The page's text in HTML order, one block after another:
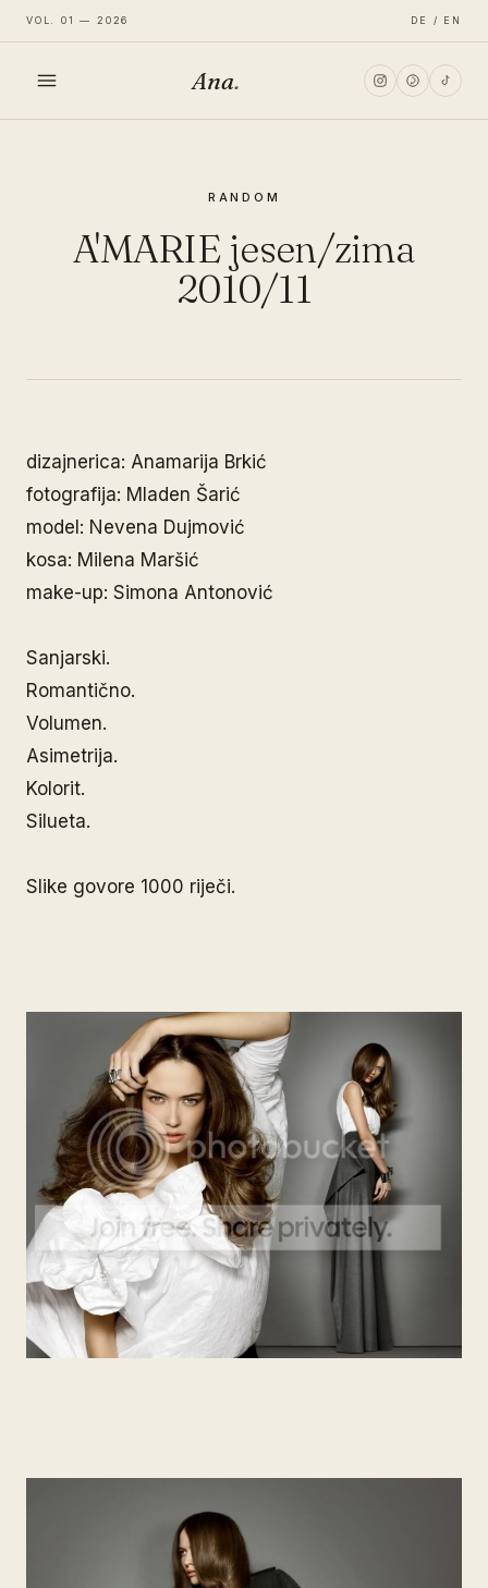
VOL. 01 — 2026 DE / EN
Ana.
RANDOM
A'MARIE jesen/zima
2010/11
dizajnerica: Anamarija Brkić
fotografija: Mladen Šarić
model: Nevena Dujmović
kosa: Milena Maršić
make-up: Simona Antonović
Sanjarski.
Romantično.
Volumen.
Asimetrija.
Kolorit.
Silueta.
Slike govore 1000 riječi.